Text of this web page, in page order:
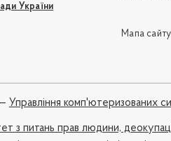
України
Мапа сайту
Управління комп'ютеризованих
з питань прав людини,